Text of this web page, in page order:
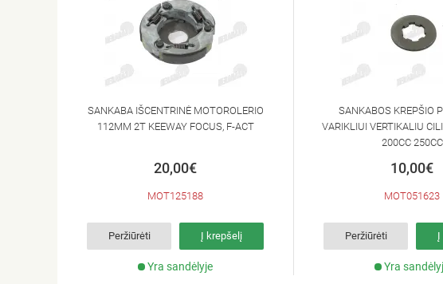
SANKABA IŠCENTRINĖ MOTOROLERIO
112MM 2T KEEWAY FOCUS, F-ACT
20,00€
MOT125188
Peržiūrėti Į krepšelį
Yra sandėlyje
SANKABOS KREPŠIO
VARIKLIUI VERTIKALIU
200CC 250CC
10,00€
MOT051623
Peržiūrėti Į
Yra